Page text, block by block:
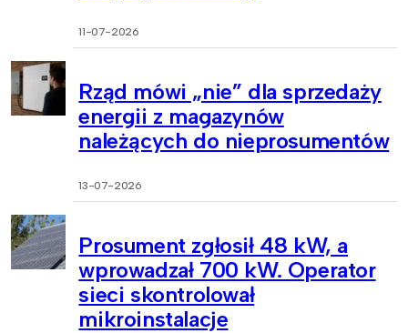
11-07-2026
Rząd mówi „nie” dla sprzedaży
energii z magazynów
należących do nieprosumentów
13-07-2026
Prosument zgłosił 48 kW, a
wprowadzał 700 kW. Operator
sieci skontrolował
mikroinstalacje